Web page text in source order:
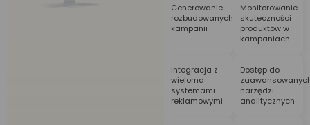
Generowanie
rozbudowanych
kampanii
Monitorowanie
skuteczności
produktów w
kampaniach
Integracja z
wieloma
systemami
reklamowymi
Dostęp do
narzędzi
analitycznych